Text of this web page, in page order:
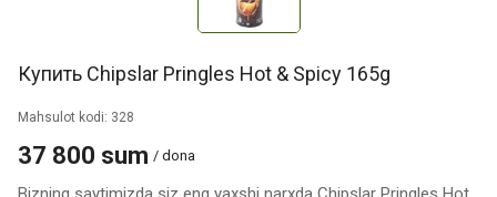
Купить Chipslar Pringles Hot & Spicy 165g
Mahsulot kodi: 328
37 800 sum / dona